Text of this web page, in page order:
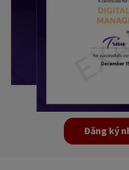
Đăng ký